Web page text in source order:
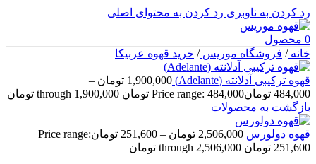
رد کردن به ناوبری رد کردن به محتوای اصلی
0 محصول
خانه/ فروشگاه موریس/ خرید قهوه عربیکا
قهوه ترکیبی آدلانته (Adelante) 1,900,000 تومان –
484,000 تومانPrice range: 484,000 تومان through 1,900,000 تومان
بازگشت به محصولات
قهوه دولورس 2,506,000 تومان –
251,600 تومانPrice range:
251,600 تومان through 2,506,000 تومان